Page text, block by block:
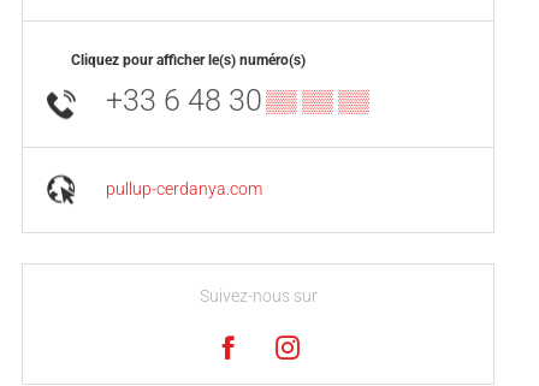
Cliquez pour afficher le(s) numéro(s)
+33 6 48 30▒▒ ▒▒ ▒▒
pullup-cerdanya.com
Suivez-nous sur